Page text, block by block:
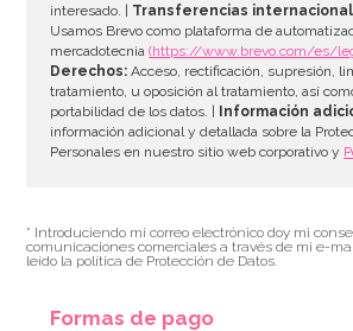
interesado. | Transferencias
Usamos Brevo como plataforma de
mercadotecnia(https://www.brevo.com/es/
Derechos: Acceso, rectificación, supresión,
tratamiento, u oposición al tratamiento, así
portabilidad de los datos. |
Información
información adicional y detallada sobre la
Personales en nuestro sitio web corporativo y
* Introduciendo mi correo electrónico doy mi
comunicaciones comerciales a través de mi e-
leído la política de Protección de Datos.
Formas de pago